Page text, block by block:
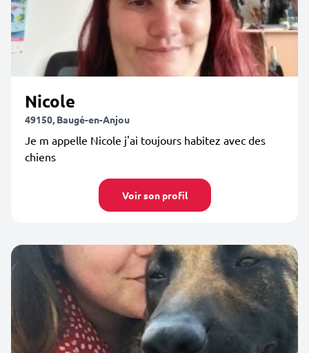
Nicole
49150, Baugé-en-Anjou
Je m appelle Nicole j'ai toujours habitez avec des
chiens
Voir son profil